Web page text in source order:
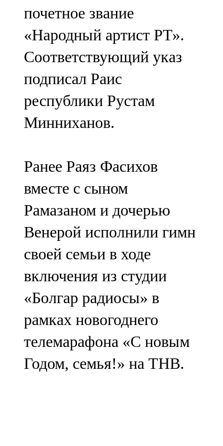
107,8 FM
Теләче
106,1 FM
Түбән Кама
102,6 FM
Чирмешән
Чистай
103,0 FM
Чүпрәле
91,0 FM
Шәмәрдән
102,3 FM
Яңа чишмә
107,0 FM
Яр Чаллы
105,5 FM
почетное звание
«Народный артист РТ».
Соответствующий указ
подписал Раис
республики Рустам
Минниханов.
Ранее Раяз Фасихов
вместе с сыном
Рамазаном и дочерью
Венерой исполнили гимн
своей семьи в ходе
включения из студии
«Болгар радиосы» в
рамках новогоднего
телемарафона «С новым
Годом, семья!» на ТНВ.